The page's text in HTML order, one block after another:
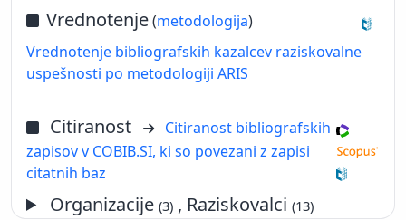
Vrednotenje(metodologija)
Vrednotenje bibliografskih kazalcev raziskovalne
uspešnosti po metodologiji ARIS
Citiranost
Citiranost bibliografskih
zapisov v COBIB.SI, ki so povezani z zapisi
citatnih baz
Organizacije(3) , Raziskovalci(13)